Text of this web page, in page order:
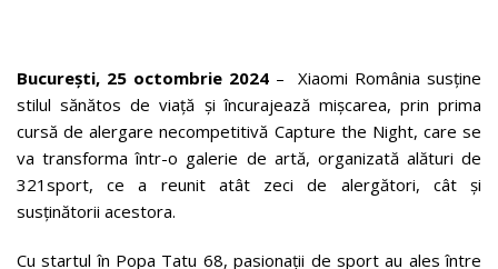
București, 25 octombrie 2024 – Xiaomi România susține
stilul sănătos de viață și încurajează mișcarea, prin prima
cursă de alergare necompetitivă Capture the Night, care se
va transforma într-o galerie de artă, organizată alături de
321sport, ce a reunit atât zeci de alergători, cât și
susținătorii acestora.
Cu startul în Popa Tatu 68, pasionații de sport au ales între